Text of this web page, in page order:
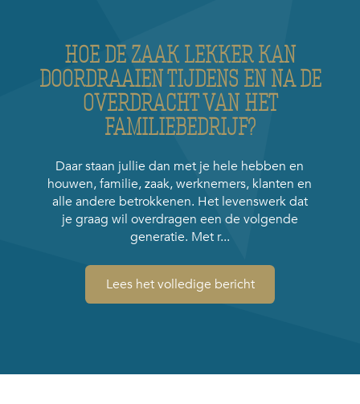
HOE DE ZAAK LEKKER KAN
DOORDRAAIEN TIJDENS EN NA DE
OVERDRACHT VAN HET
FAMILIEBEDRIJF?
Daar staan jullie dan met je hele hebben en
houwen, familie, zaak, werknemers, klanten en
alle andere betrokkenen. Het levenswerk dat
je graag wil overdragen een de volgende
generatie. Met r...
Lees het volledige bericht